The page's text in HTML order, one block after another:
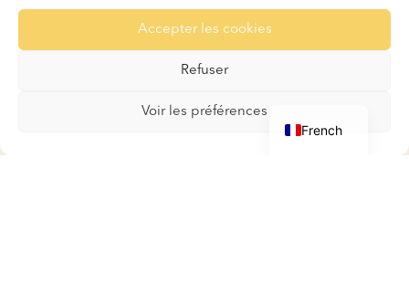
Accepter les cookies
Refuser
Voir les préférences
Pour les Cobayes
Galerie
French